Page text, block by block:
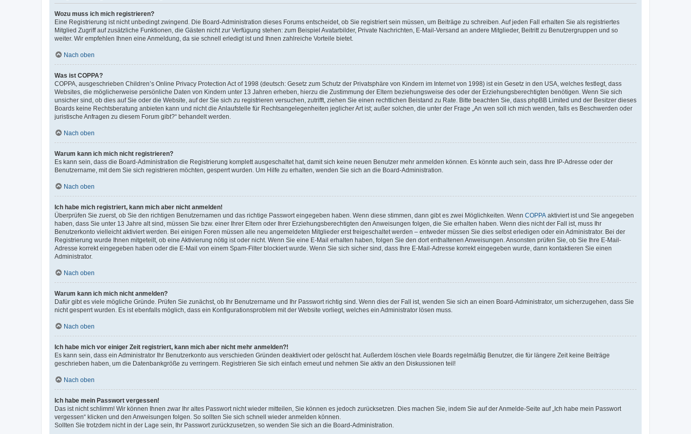
Wozu muss ich mich registrieren?
Eine Registrierung ist nicht unbedingt zwingend. Die Board-Administration dieses Forums entscheidet, ob Sie registriert sein müssen, um Beiträge zu schreiben. Auf jeden Fall erhalten Sie als registriertes
Mitglied Zugriff auf zusätzliche Funktionen, die Gästen nicht zur Verfügung stehen: zum Beispiel Avatarbilder, Private Nachrichten, E-Mail-Versand an andere Mitglieder, Beitritt zu Benutzergruppen und so
weiter. Wir empfehlen Ihnen eine Anmeldung, da sie schnell erledigt ist und Ihnen zahlreiche Vorteile bietet.
Nach oben
Was ist COPPA?
COPPA, ausgeschrieben Children’s Online Privacy Protection Act of 1998 (deutsch: Gesetz zum Schutz der Privatsphäre von Kindern im Internet von 1998) ist ein Gesetz in den USA, welches festlegt, dass
Websites, die möglicherweise persönliche Daten von Kindern unter 13 Jahren erheben, hierzu die Zustimmung der Eltern beziehungsweise des oder der Erziehungsberechtigten benötigen. Wenn Sie sich
unsicher sind, ob dies auf Sie oder die Website, auf der Sie sich zu registrieren versuchen, zutrifft, ziehen Sie einen rechtlichen Beistand zu Rate. Bitte beachten Sie, dass phpBB Limited und der Besitzer dieses
Boards keine Rechtsberatung anbieten kann und nicht die Anlaufstelle für Rechtsangelegenheiten jeglicher Art ist; außer solchen, die unter der Frage „An wen soll ich mich wenden, falls es Beschwerden oder
juristische Anfragen zu diesem Forum gibt?“ behandelt werden.
Nach oben
Warum kann ich mich nicht registrieren?
Es kann sein, dass die Board-Administration die Registrierung komplett ausgeschaltet hat, damit sich keine neuen Benutzer mehr anmelden können. Es könnte auch sein, dass Ihre IP-Adresse oder der
Benutzername, mit dem Sie sich registrieren möchten, gesperrt wurden. Um Hilfe zu erhalten, wenden Sie sich an die Board-Administration.
Nach oben
Ich habe mich registriert, kann mich aber nicht anmelden!
Überprüfen Sie zuerst, ob Sie den richtigen Benutzernamen und das richtige Passwort eingegeben haben. Wenn diese stimmen, dann gibt es zwei Möglichkeiten. Wenn COPPA aktiviert ist und Sie angegeben
haben, dass Sie unter 13 Jahre alt sind, müssen Sie bzw. einer Ihrer Eltern oder Ihrer Erziehungsberechtigten den Anweisungen folgen, die Sie erhalten haben. Wenn dies nicht der Fall ist, muss Ihr
Benutzerkonto vielleicht aktiviert werden. Bei einigen Foren müssen alle neu angemeldeten Mitglieder erst freigeschaltet werden – entweder müssen Sie dies selbst erledigen oder ein Administrator. Bei der
Registrierung wurde Ihnen mitgeteilt, ob eine Aktivierung nötig ist oder nicht. Wenn Sie eine E-Mail erhalten haben, folgen Sie den dort enthaltenen Anweisungen. Ansonsten prüfen Sie, ob Sie Ihre E-Mail-
Adresse korrekt eingegeben haben oder die E-Mail von einem Spam-Filter blockiert wurde. Wenn Sie sich sicher sind, dass Ihre E-Mail-Adresse korrekt eingegeben wurde, dann kontaktieren Sie einen
Administrator.
Nach oben
Warum kann ich mich nicht anmelden?
Dafür gibt es viele mögliche Gründe. Prüfen Sie zunächst, ob Ihr Benutzername und Ihr Passwort richtig sind. Wenn dies der Fall ist, wenden Sie sich an einen Board-Administrator, um sicherzugehen, dass Sie
nicht gesperrt wurden. Es ist ebenfalls möglich, dass ein Konfigurationsproblem mit der Website vorliegt, welches ein Administrator lösen muss.
Nach oben
Ich habe mich vor einiger Zeit registriert, kann mich aber nicht mehr anmelden?!
Es kann sein, dass ein Administrator Ihr Benutzerkonto aus verschieden Gründen deaktiviert oder gelöscht hat. Außerdem löschen viele Boards regelmäßig Benutzer, die für längere Zeit keine Beiträge
geschrieben haben, um die Datenbankgröße zu verringern. Registrieren Sie sich einfach erneut und nehmen Sie aktiv an den Diskussionen teil!
Nach oben
Ich habe mein Passwort vergessen!
Das ist nicht schlimm! Wir können Ihnen zwar Ihr altes Passwort nicht wieder mitteilen, Sie können es jedoch zurücksetzen. Dies machen Sie, indem Sie auf der Anmelde-Seite auf „Ich habe mein Passwort
vergessen“ klicken und den Anweisungen folgen. So sollten Sie sich schnell wieder anmelden können.
Sollten Sie trotzdem nicht in der Lage sein, Ihr Passwort zurückzusetzen, so wenden Sie sich an die Board-Administration.